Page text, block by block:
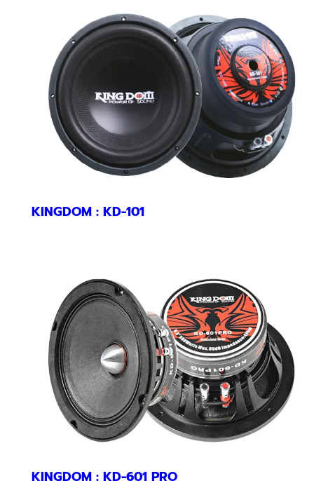
KINGDOM : KD-101
KINGDOM : KD-601 PRO